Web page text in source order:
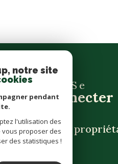
Se
connecter
espace
notre site
pendant
l'utilisation des
vous proposer des
des statistiques !